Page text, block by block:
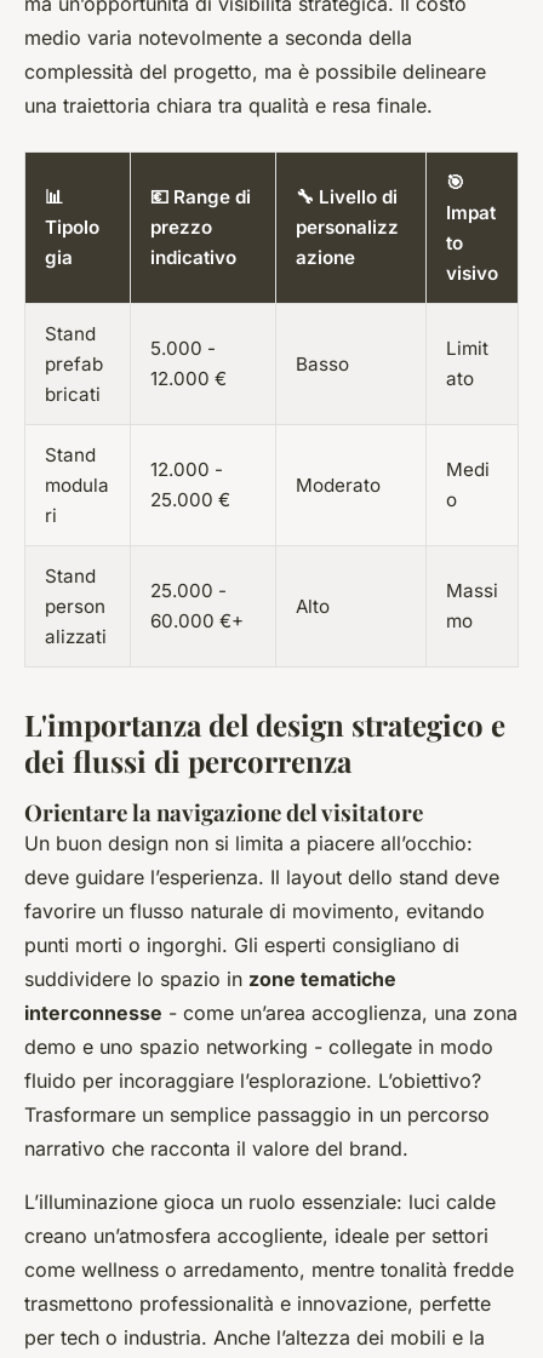
medio varia notevolmente a seconda della
complessità del progetto, ma è possibile delineare
una traiettoria chiara tra qualità e resa finale.
📊
Tipolo
gia
💶 Range di
prezzo
indicativo
🔧 Livello di
personalizz
azione
🎯
Impat
to
visivo
Stand
prefab
bricati
5.000 -
12.000 €
Basso
Limit
ato
Stand
modula
ri
12.000 -
25.000 €
Moderato
Medi
o
Stand
person
alizzati
25.000 -
60.000 €+
Alto
Massi
mo
L'importanza del design strategico e
dei flussi di percorrenza
Orientare la navigazione del visitatore
Un buon design non si limita a piacere all’occhio:
deve guidare l’esperienza. Il layout dello stand deve
favorire un flusso naturale di movimento, evitando
punti morti o ingorghi. Gli esperti consigliano di
suddividere lo spazio in zone tematiche
interconnesse - come un’area accoglienza, una zona
demo e uno spazio networking - collegate in modo
fluido per incoraggiare l’esplorazione. L’obiettivo?
Trasformare un semplice passaggio in un percorso
narrativo che racconta il valore del brand.
L’illuminazione gioca un ruolo essenziale: luci calde
creano un’atmosfera accogliente, ideale per settori
come wellness o arredamento, mentre tonalità fredde
trasmettono professionalità e innovazione, perfette
per tech o industria. Anche l’altezza dei mobili e la